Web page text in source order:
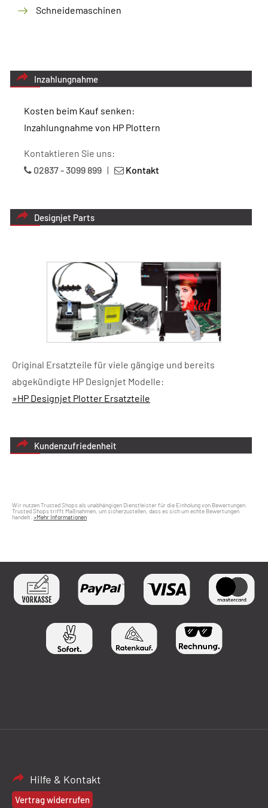
Schneidemaschinen
Inzahlungnahme
Kosten beim Kauf senken:
Inzahlungnahme von HP Plottern
Kontaktieren Sie uns:
02837 - 3099 899 | Kontakt
Designjet Parts
Original Ersatzteile für viele gängige und bereits
abgekündigte HP Designjet Modelle:
»HP Designjet Plotter Ersatzteile
Kundenzufriedenheit
Wir nutzen Trusted Shops als unabhängigen Dienstleister für die Einholung von Bewertungen.
Trusted Shops trifft Maßnahmen, um sicherzustellen, dass es sich um echte Bewertungen
handelt. »Mehr Informationen
Hilfe & Kontakt
Vertrag widerrufen